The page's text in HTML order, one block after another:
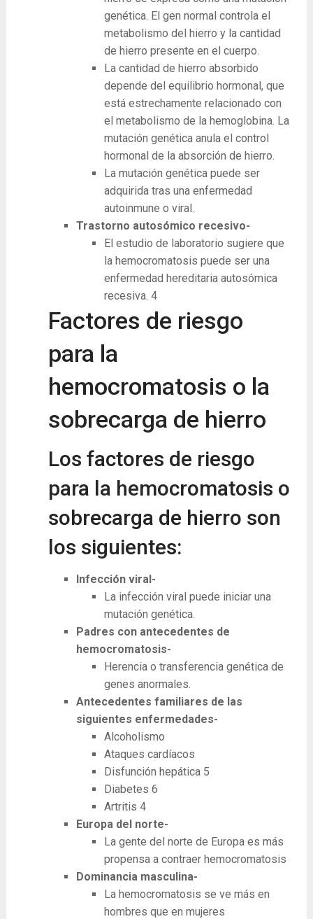
genética. El gen normal controla el
metabolismo del hierro y la cantidad
de hierro presente en el cuerpo.
La cantidad de hierro absorbido
depende del equilibrio hormonal, que
está estrechamente relacionado con
el metabolismo de la hemoglobina. La
mutación genética anula el control
hormonal de la absorción de hierro.
La mutación genética puede ser
adquirida tras una enfermedad
autoinmune o viral.
Trastorno autosómico recesivo-
El estudio de laboratorio sugiere que
la hemocromatosis puede ser una
enfermedad hereditaria autosómica
recesiva. 4
Factores de riesgo
para la
hemocromatosis o la
sobrecarga de hierro
Los factores de riesgo
para la hemocromatosis o
sobrecarga de hierro son
los siguientes:
Infección viral-
La infección viral puede iniciar una
mutación genética.
Padres con antecedentes de
hemocromatosis-
Herencia o transferencia genética de
genes anormales.
Antecedentes familiares de las
siguientes enfermedades-
Alcoholismo
Ataques cardíacos
Disfunción hepática 5
Diabetes 6
Artritis 4
Europa del norte-
La gente del norte de Europa es más
propensa a contraer hemocromatosis
Dominancia masculina-
La hemocromatosis se ve más en
hombres que en mujeres